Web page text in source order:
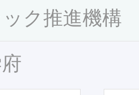
ック推進機構